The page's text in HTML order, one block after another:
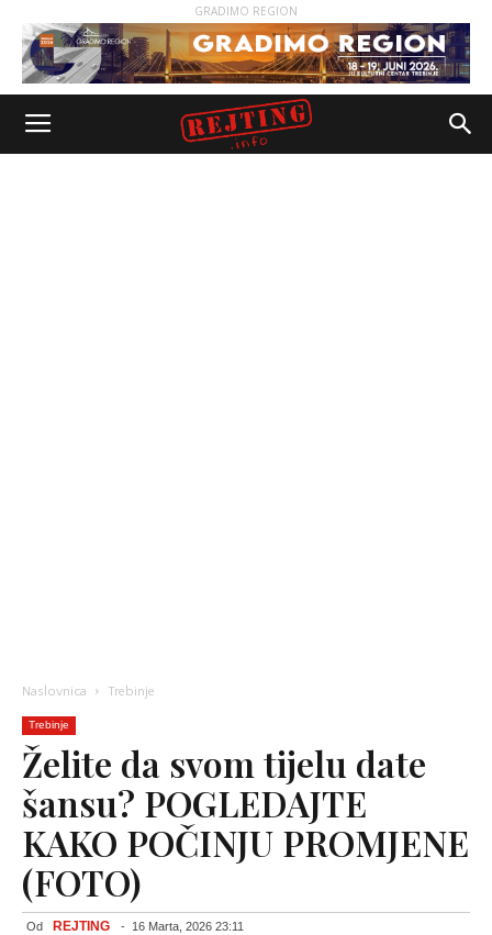
GRADIMO REGION
Naslovnica Trebinje
Trebinje
Želite da svom tijelu date
šansu? POGLEDAJTE
KAKO POČINJU PROMJENE
(FOTO)
Od REJTING - 16 Marta, 2026 23:11